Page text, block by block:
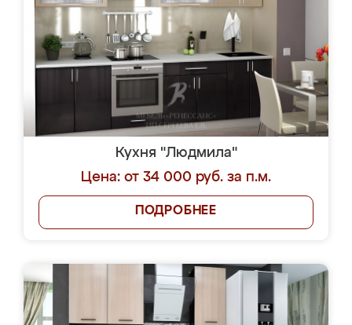
Кухня "Людмила"
Цена: от 34 000 руб. за п.м.
ПОДРОБНЕЕ